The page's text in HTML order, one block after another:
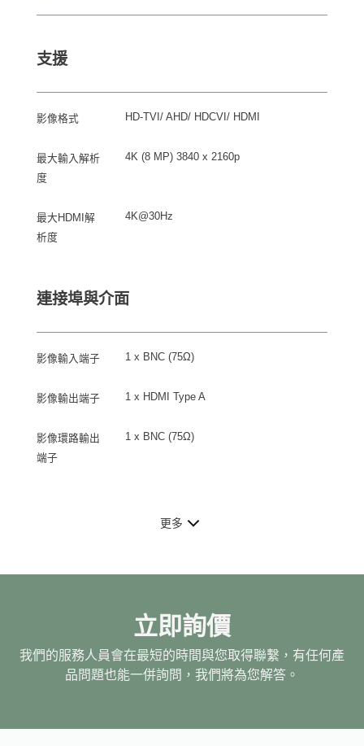
支援
影像格式 HD-TVI/ AHD/ HDCVI/ HDMI
最大輸入解析
度
4K (8 MP) 3840 x 2160p
最大HDMI解
析度
4K@30Hz
連接埠與介面
影像輸入端子 1 x BNC (75Ω)
影像輸出端子 1 x HDMI Type A
影像環路輸出
端子
1 x BNC (75Ω)
更多
立即詢價
我們的服務人員會在最短的時間與您取得聯繫，有任何產
品問題也能一併詢問，我們將為您解答。